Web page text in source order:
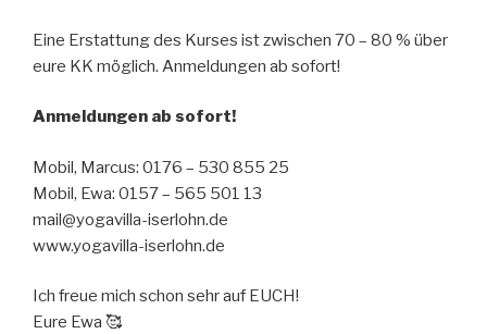
Eine Erstattung des Kurses ist zwischen 70 – 80 % über
eure KK möglich. Anmeldungen ab sofort!
Anmeldungen ab sofort!
Mobil, Marcus: 0176 – 530 855 25
Mobil, Ewa: 0157 – 565 501 13
mail@yogavilla-iserlohn.de
www.yogavilla-iserlohn.de
Ich freue mich schon sehr auf EUCH!
Eure Ewa 🥰